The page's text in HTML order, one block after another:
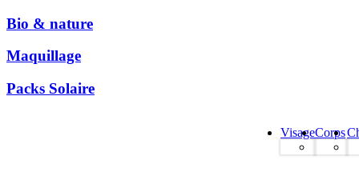
Bio & nature
Maquillage
Packs Solaire
VisageCorps